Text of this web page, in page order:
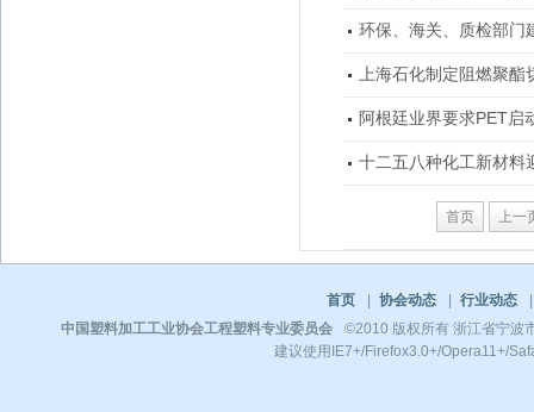
环保、海关、质检部
上海石化制定阻燃聚酯
阿根廷业界要求PET启
十二五八种化工新材料
首页 上一
首页 协会动态 行业动态
中国塑料加工工业协会工程塑料专业委员会
©2010 版权所有 浙江省宁波
建议使用IE7+/Firefox3.0+/Opera11+/